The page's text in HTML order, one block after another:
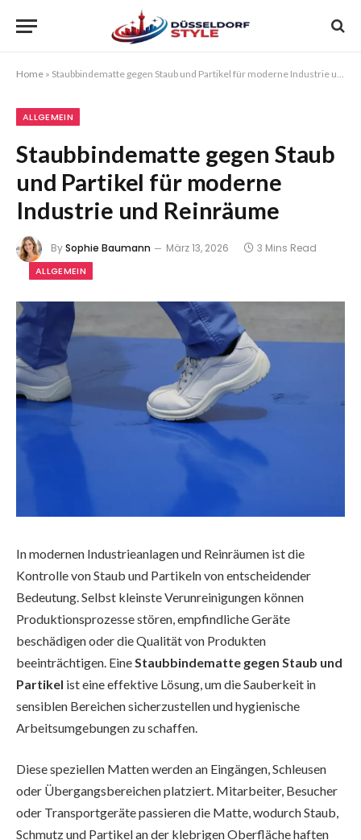
Home » Staubbindematte gegen Staub und Partikel für moderne Industrie und Reinräume
ALLGEMEIN
Staubbindematte gegen Staub
und Partikel für moderne
Industrie und Reinräume
BySophie Baumann März 13, 2026 3 Mins Read
ALLGEMEIN
In modernen Industrieanlagen und Reinräumen ist die
Kontrolle von Staub und Partikeln von entscheidender
Bedeutung. Selbst kleinste Verunreinigungen können
Produktionsprozesse stören, empfindliche Geräte
beschädigen oder die Qualität von Produkten
beeinträchtigen. Eine Staubbindematte gegen Staub und
Partikel ist eine effektive Lösung, um die Sauberkeit in
sensiblen Bereichen sicherzustellen und hygienische
Arbeitsumgebungen zu schaffen.
Diese speziellen Matten werden an Eingängen, Schleusen
oder Übergangsbereichen platziert. Mitarbeiter, Besucher
oder Transportgeräte passieren die Matte, wodurch Staub,
Schmutz und Partikel an der klebrigen Oberfläche haften